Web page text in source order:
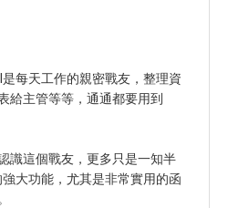
每天工作的親密戰友，整理資
給主管等等，通通都要用到
識這個戰友，更多只是一知半
大功能，尤其是非常實用的函